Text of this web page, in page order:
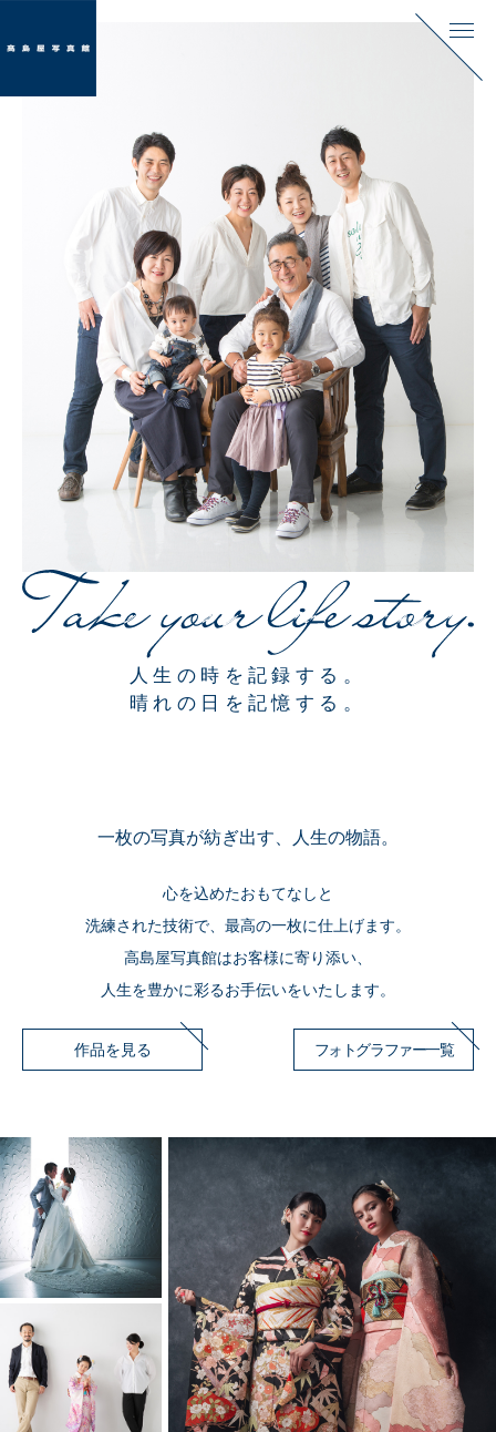
人生の時を記録する。
晴れの日を記憶する。
一枚の写真が紡ぎ出す、人生の物語。
心を込めたおもてなしと
洗練された技術で、最高の一枚に仕上げます。
高島屋写真館はお客様に寄り添い、
人生を豊かに彩るお手伝いをいたします。
作品を見る フォトグラファー一覧